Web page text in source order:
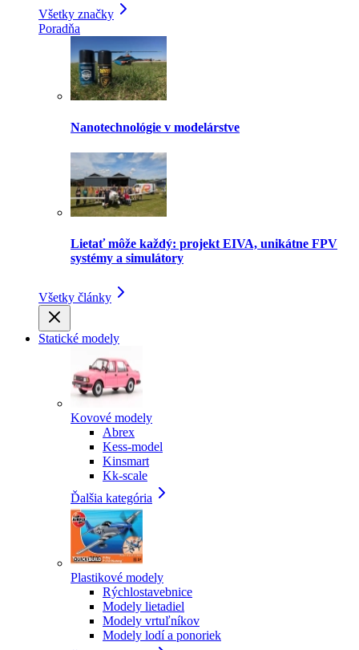
Všetky značky
Poradňa
Nanotechnológie v modelárstve
Lietať môže každý: projekt EIVA, unikátne FPV
systémy a simulátory
Všetky články
Statické modely
Kovové modely
Abrex
Kess-model
Kinsmart
Kk-scale
Ďalšia kategória
Plastikové modely
Rýchlostavebnice
Modely lietadiel
Modely vrtuľníkov
Modely lodí a ponoriek